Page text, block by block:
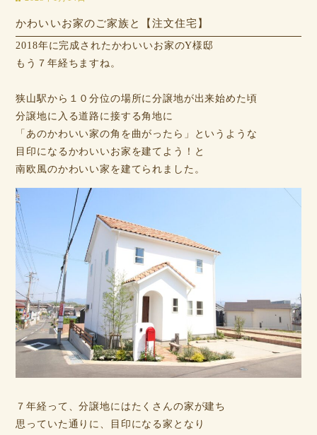
かわいいお家のご家族と【注文住宅】
2018年に完成されたかわいいお家のY様邸
もう７年経ちますね。
狭山駅から１０分位の場所に分譲地が出来始めた頃
分譲地に入る道路に接する角地に
「あのかわいい家の角を曲がったら」というような
目印になるかわいいお家を建てよう！と
南欧風のかわいい家を建てられました。
７年経って、分譲地にはたくさんの家が建ち
思っていた通りに、目印になる家となり